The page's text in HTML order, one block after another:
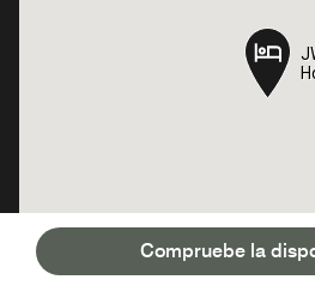
Compruebe la